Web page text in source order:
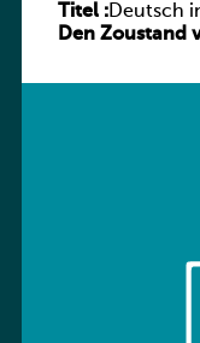
Titel :Deutsch
Den Zoustand